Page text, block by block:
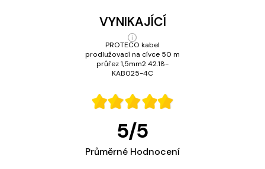
VYNIKAJÍCÍ
PROTECO kabel
prodlužovací na cívce 50 m
průřez 1,5mm2 42.18-
KAB025-4C
5/5
Průměrné Hodnocení